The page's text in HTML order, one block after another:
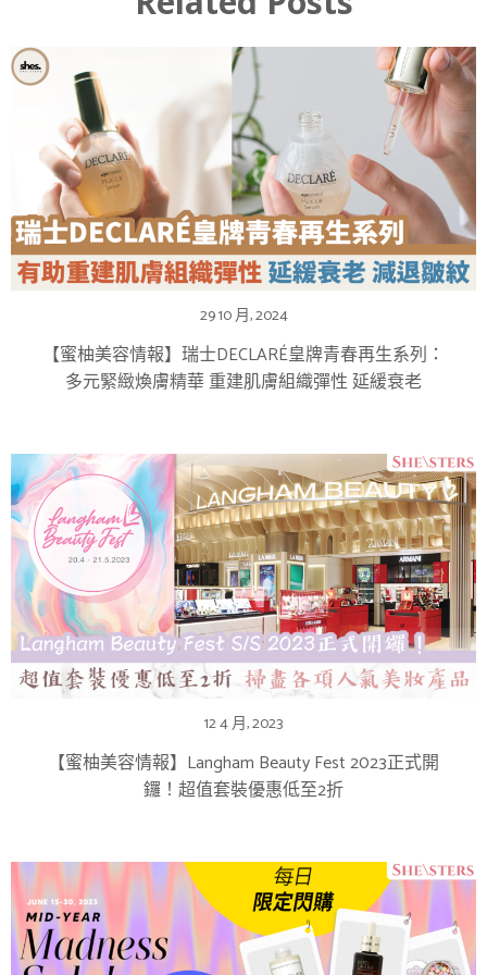
29 10 月, 2024
【蜜柚美容情報】瑞士DECLARÉ皇牌青春再生系列：
多元緊緻煥膚精華 重建肌膚組織彈性 延緩衰老
12 4 月, 2023
【蜜柚美容情報】Langham Beauty Fest 2023正式開
鑼！超值套裝優惠低至2折